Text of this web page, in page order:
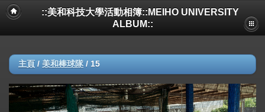
::美和科技大學活動相簿::MEIHO UNIVERSITY
ALBUM::
主頁 / 美和棒球隊 / 15